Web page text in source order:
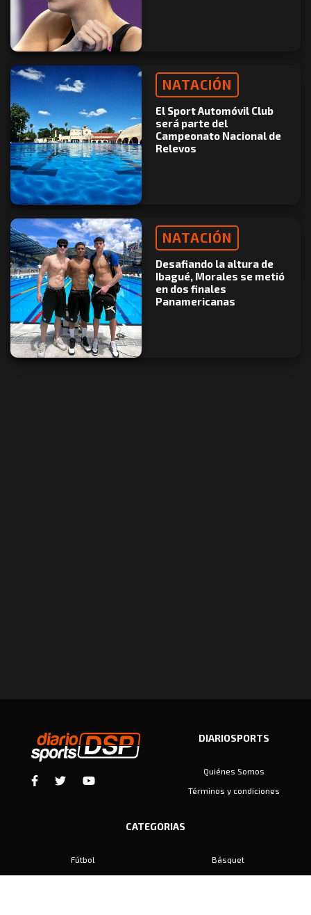
NATACIÓN
El Sport Automóvil Club
será parte del
Campeonato Nacional de
Relevos
NATACIÓN
Desafiando la altura de
Ibagué, Morales se metió
en dos finales
Panamericanas
DIARIOSPORTS
Quiénes Somos
Términos y condiciones
CATEGORIAS
Fútbol
Básquet